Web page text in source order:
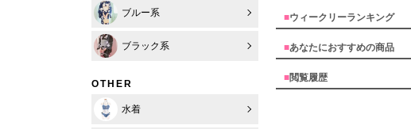
ブルー系
ブラック系
OTHER
水着
■ウィークリーランキング
■あなたにおすすめの商品
■閲覧履歴